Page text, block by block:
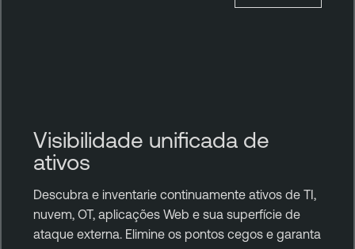
Visibilidade unificada de
ativos
Descubra e inventarie continuamente ativos de TI,
nuvem, OT, aplicações Web e sua superfície de
ataque externa. Elimine os pontos cegos e garanta